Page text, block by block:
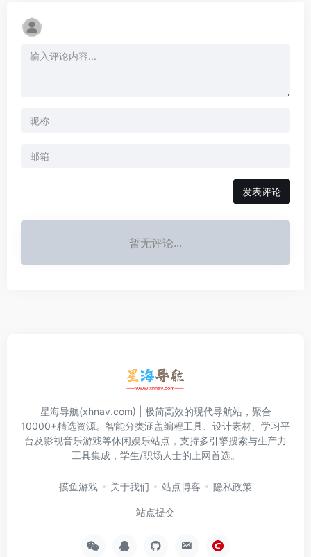
发表评论
暂无评论...
星海导航(xhnav.com) | 极简高效的现代导航站，聚合
10000+精选资源。智能分类涵盖编程工具、设计素材、学习平
台及影视音乐游戏等休闲娱乐站点，支持多引擎搜索与生产力
工具集成，学生/职场人士的上网首选。
摸鱼游戏 关于我们 站点博客 隐私政策
站点提交